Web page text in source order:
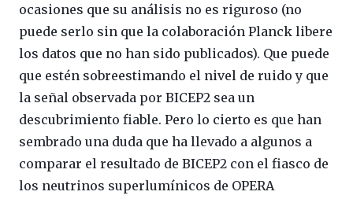
ocasiones que su análisis no es riguroso (no
puede serlo sin que la colaboración Planck libere
los datos que no han sido publicados). Que puede
que estén sobreestimando el nivel de ruido y que
la señal observada por BICEP2 sea un
descubrimiento fiable. Pero lo cierto es que han
sembrado una duda que ha llevado a algunos a
comparar el resultado de BICEP2 con el fiasco de
los neutrinos superlumínicos de OPERA